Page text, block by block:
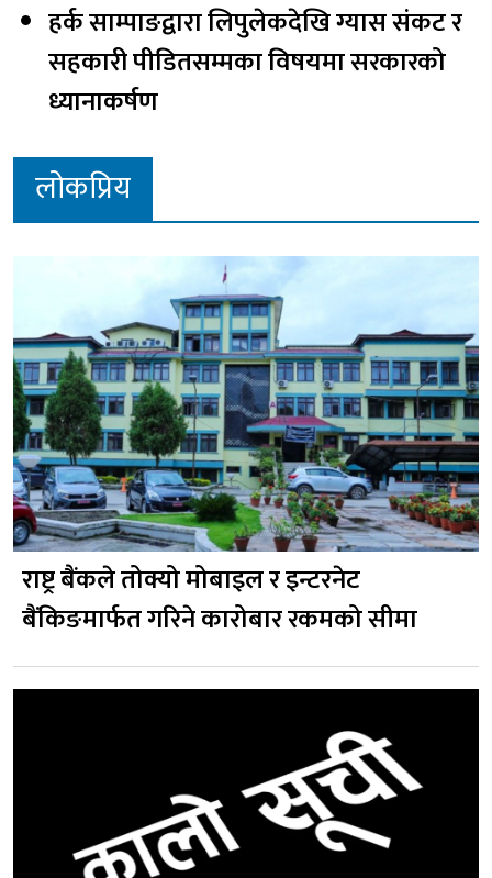
हर्क साम्पाङद्वारा लिपुलेकदेखि ग्यास संकट र
सहकारी पीडितसम्मका विषयमा सरकारको
ध्यानाकर्षण
लोकप्रिय
राष्ट्र बैंकले तोक्यो मोबाइल र इन्टरनेट
बैंकिङमार्फत गरिने कारोबार रकमको सीमा